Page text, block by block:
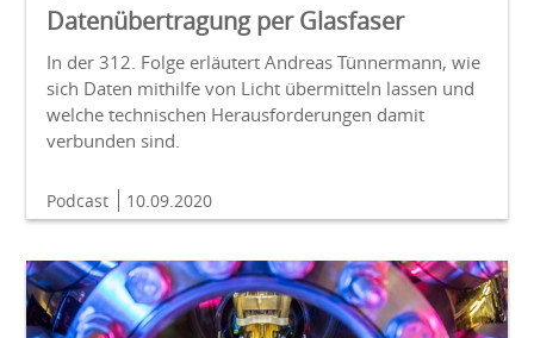
Datenübertragung per Glasfaser
In der 312. Folge erläutert Andreas Tünnermann, wie
sich Daten mithilfe von Licht übermitteln lassen und
welche technischen Herausforderungen damit
verbunden sind.
Podcast 10.09.2020